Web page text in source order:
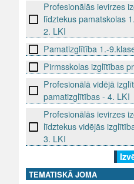
Profesionālās ievirzes
līdztekus pamatskolas
2. LKI
Pamatizglītība 1.-
Pirmsskolas izglītības
Profesionālā vidējā
pamatizglītības - 4. LKI
Profesionālās ievirzes
līdztekus vidējās
3. LKI
TEMATISKĀ JOMA